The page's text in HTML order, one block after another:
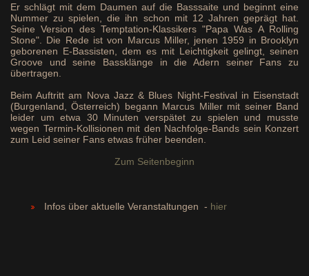
Er schlägt mit dem Daumen auf die Basssaite und beginnt eine
Nummer zu spielen, die ihn schon mit 12 Jahren geprägt hat.
Seine Version des Temptation-Klassikers "Papa Was A Rolling
Stone". Die Rede ist von Marcus Miller, jenen 1959 in Brooklyn
geborenen E-Bassisten, dem es mit Leichtigkeit gelingt, seinen
Groove und seine Bassklänge in die Adern seiner Fans zu
übertragen.
Beim Auftritt am Nova Jazz & Blues Night-Festival in Eisenstadt
(Burgenland, Österreich) begann Marcus Miller mit seiner Band
leider um etwa 30 Minuten verspätet zu spielen und musste
wegen Termin-Kollisionen mit den Nachfolge-Bands sein Konzert
zum Leid seiner Fans etwas früher beenden.
Zum Seitenbeginn
Infos über aktuelle Veranstaltungen - hier